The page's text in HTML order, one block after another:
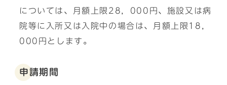
については、月額上限28，000円、施設又は病
院等に入所又は入院中の場合は、月額上限18，
000円とします。
申請期間